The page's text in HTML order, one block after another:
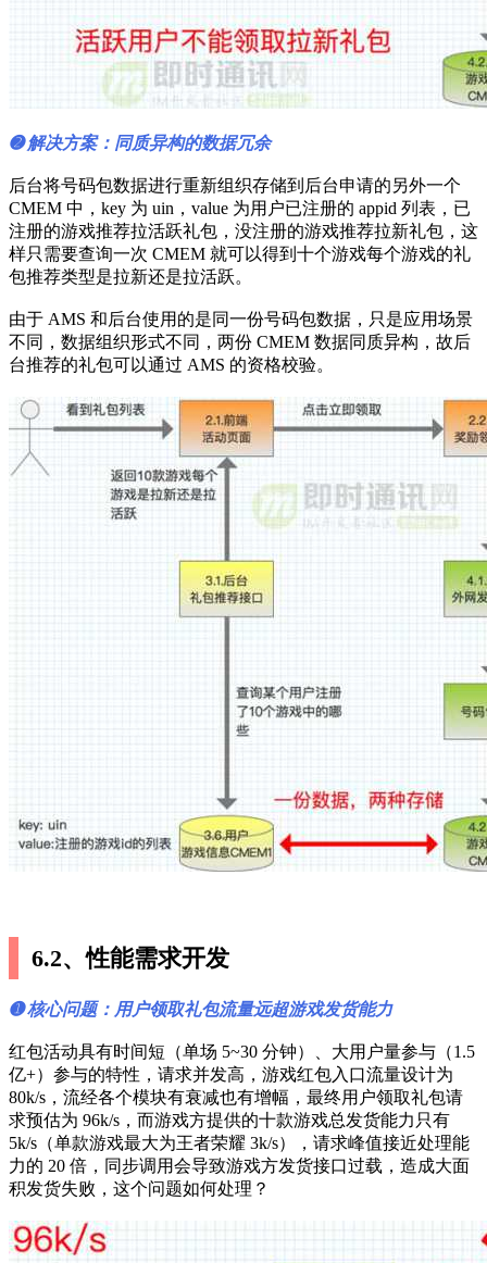
➋ 解决方案：同质异构的数据冗余
后台将号码包数据进行重新组织存储到后台申请的另外一个
CMEM 中，key 为 uin，value 为用户已注册的 appid 列表，已
注册的游戏推荐拉活跃礼包，没注册的游戏推荐拉新礼包，这
样只需要查询一次 CMEM 就可以得到十个游戏每个游戏的礼
包推荐类型是拉新还是拉活跃。
由于 AMS 和后台使用的是同一份号码包数据，只是应用场景
不同，数据组织形式不同，两份 CMEM 数据同质异构，故后
台推荐的礼包可以通过 AMS 的资格校验。
6.2、性能需求开发
➊ 核心问题：用户领取礼包流量远超游戏发货能力
红包活动具有时间短（单场 5~30 分钟）、大用户量参与（1.5
亿+）参与的特性，请求并发高，游戏红包入口流量设计为
80k/s，流经各个模块有衰减也有增幅，最终用户领取礼包请
求预估为 96k/s，而游戏方提供的十款游戏总发货能力只有
5k/s（单款游戏最大为王者荣耀 3k/s），请求峰值接近处理能
力的 20 倍，同步调用会导致游戏方发货接口过载，造成大面
积发货失败，这个问题如何处理？